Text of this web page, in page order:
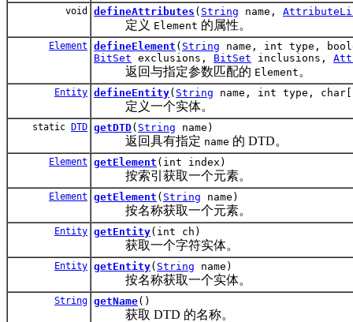
void defineAttributes ( String name,
定义 Element 的属性。
Element defineElement ( String name, int type,
BitSet exclusions, BitSet inclusions,
返回与指定参数匹配的 Element 。
Entity defineEntity( String name, int type,
定义一个实体。
static DTD getDTD( String name)
返回具有指定 name 的 DTD。
Element getElement (int index)
按索引获取一个元素。
Element getElement ( String name)
按名称获取一个元素。
Entity getEntity(int ch)
获取一个字符实体。
Entity getEntity( String name)
按名称获取一个实体。
String getName()
获取 DTD 的名称。